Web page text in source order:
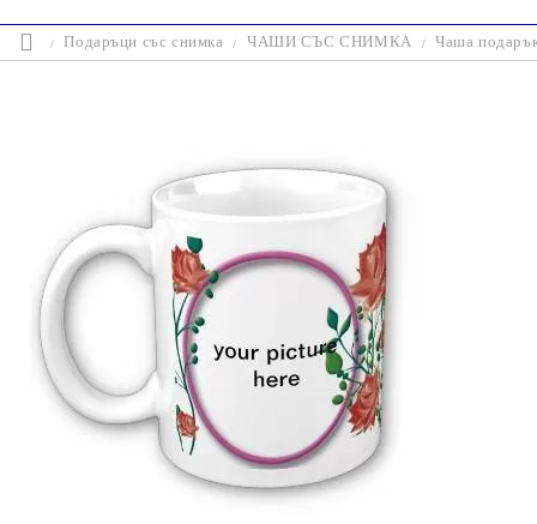
Подаръци със снимка ЧАШИ СЪС СНИМКА Чаша